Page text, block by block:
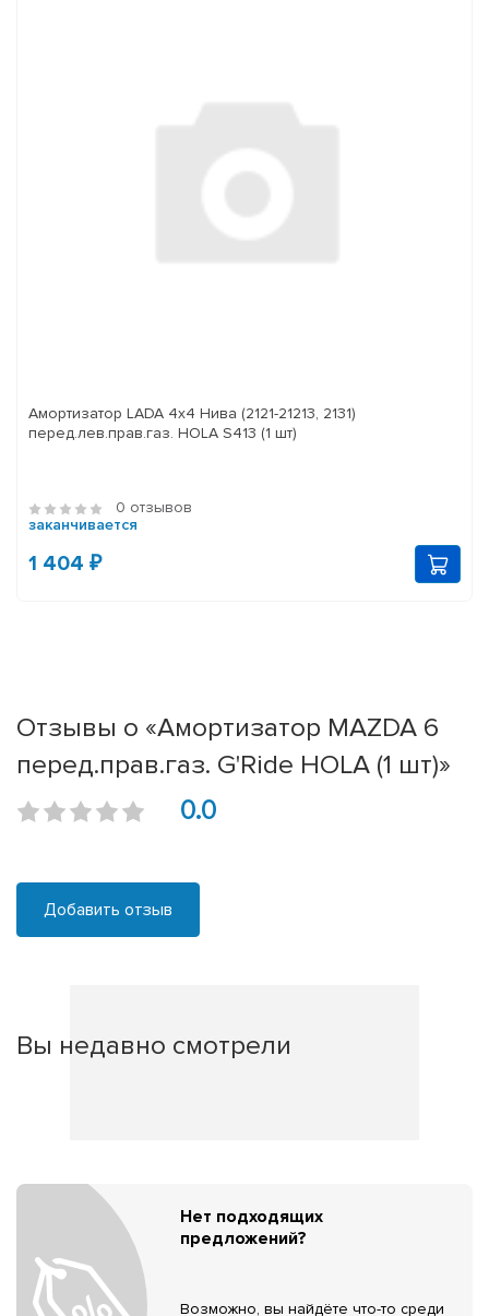
Амортизатор LADA 4x4 Нива (2121-21213, 2131)
перед.лев.прав.газ. HOLA S413 (1 шт)
0 отзывов
заканчивается
1 404 ₽
Отзывы о «Амортизатор MAZDA 6
перед.прав.газ. G'Ride HOLA (1 шт)»
0.0
Добавить отзыв
Вы недавно смотрели
Нет подходящих
предложений?
Возможно, вы найдёте что-то среди